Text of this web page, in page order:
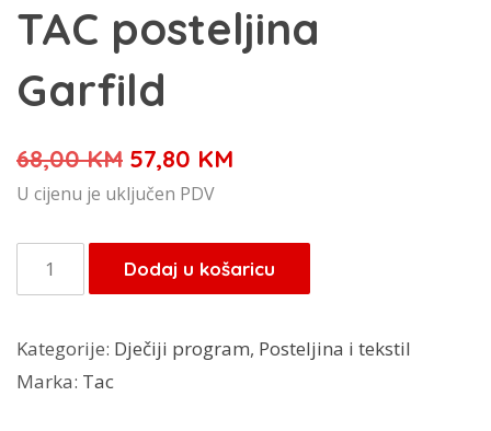
TAC posteljina
Garfild
68,00KM Izvorna
cijena
je:
68,00 KM.
57,80 KM
57,80 KM.
U cijenu je uključen PDV
TAC
posteljina
količina
Dodaj u košaricu
Kategorije: Dječiji program, Posteljina i tekstil
Marka: Tac